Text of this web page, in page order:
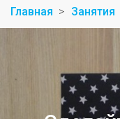
Главная Занятия